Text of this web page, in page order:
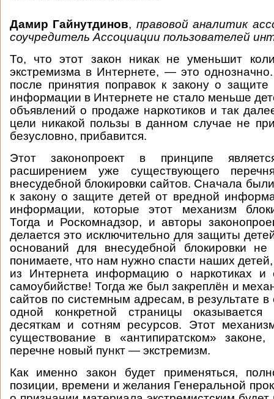
Дамир Гайнутдинов, правовой аналитик
соучредитель Ассоциации пользователей
То, что этот закон никак не уменьшит
экстремизма в Интернете, — это
после принятия поправок к закону о
информации в Интернете не стало меньше
объявлений о продаже наркотиков и так
цели никакой пользы в данном случае не
безусловно, прибавится.
Этот законопроект в принципе
расширением уже существующего
внесудебной блокировки сайтов. Сначала
к закону о защите детей от вредной
информации, которые этот механизм
Тогда и Роскомнадзор, и авторы
делается это исключительно для защиты
оснований для внесудебной блокировки
понимаете, что нам нужно спасти наших
из Интернета информацию о наркотиках и
самоубийстве! Тогда же был закреплён и
сайтов по системным адресам, в результате в
одной конкретной страницы
десяткам и сотням ресурсов. Этот
существование в «антипиратском»
перечне новый пункт — экстремизм.
Как именно закон будет применяться,
позиции, времени и желания Генеральной